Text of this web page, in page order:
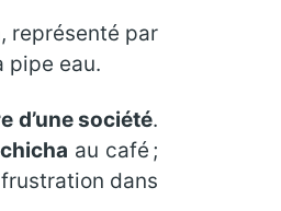
représenté par
pipe eau.
d’une société.
au café ;
dans